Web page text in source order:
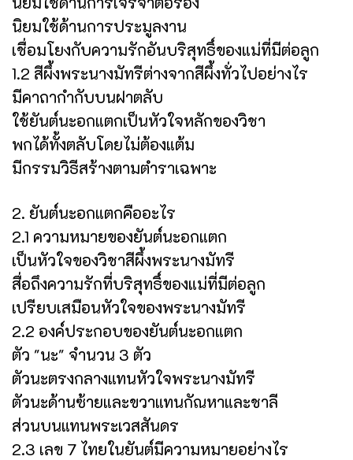
นิยมใช้ด้านการประมูลงาน
เชื่อมโยงกับความรักอันบริสุทธิ์ของแม่ที่มีต่อลูก
1.2 สีผึ้งพระนางมัทรีต่างจากสีผึ้งทั่วไปอย่างไร
มีคาถากำกับบนฝาตลับ
ใช้ยันต์นะอกแตกเป็นหัวใจหลักของวิชา
พกได้ทั้งตลับโดยไม่ต้องแต้ม
มีกรรมวิธีสร้างตามตำราเฉพาะ
2. ยันต์นะอกแตกคืออะไร
2.1 ความหมายของยันต์นะอกแตก
เป็นหัวใจของวิชาสีผึ้งพระนางมัทรี
สื่อถึงความรักที่บริสุทธิ์ของแม่ที่มีต่อลูก
เปรียบเสมือนหัวใจของพระนางมัทรี
2.2 องค์ประกอบของยันต์นะอกแตก
ตัว "นะ" จำนวน 3 ตัว
ตัวนะตรงกลางแทนหัวใจพระนางมัทรี
ตัวนะด้านซ้ายและขวาแทนกัณหาและชาลี
ส่วนบนแทนพระเวสสันดร
2.3 เลข 7 ไทยในยันต์มีความหมายอย่างไร